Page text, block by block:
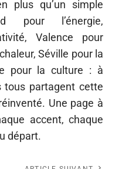
plus qu’un simple
pour l’énergie,
Valence pour
Séville pour la
pour la culture : à
tous partagent cette
Une page à
accent, chaque
départ.